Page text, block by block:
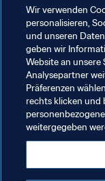
ebenso wie durch
die Verbreitung
Frauen,
Bewusstsein
gibt und dass
Verwandte
Organisation
Wir verwenden
personalisieren,
und unseren
geben wir
Website an
Analysepartner
Präferenzen
rechts klicken und
weitergegeben